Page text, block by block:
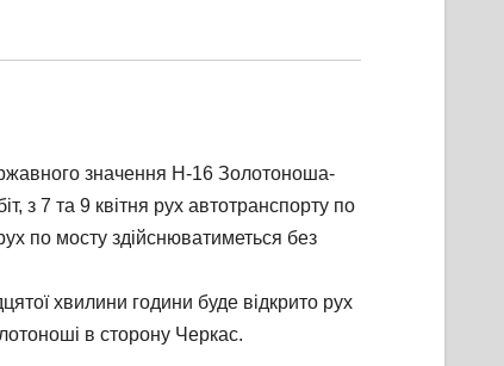
значення Н-16 Золотоноша-
з 7 та 9 квітня рух автотранспорту по
по мосту здійснюватиметься без
хвилини години буде відкрито рух
в сторону Черкас.